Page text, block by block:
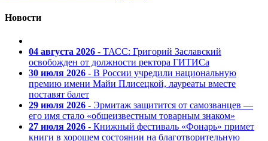
Новости
04 августа 2026 - ТАСС: Григорий Заславский
освобожден от должности ректора ГИТИСа
30 июля 2026 - В России учредили национальную
премию имени Майи Плисецкой, лауреаты вместе
поставят балет
29 июля 2026 - Эрмитаж защитится от самозванцев —
его имя стало «общеизвестным товарным знаком»
27 июля 2026 - Книжный фестиваль «Фонарь» примет
книги в хорошем состоянии на благотворительную